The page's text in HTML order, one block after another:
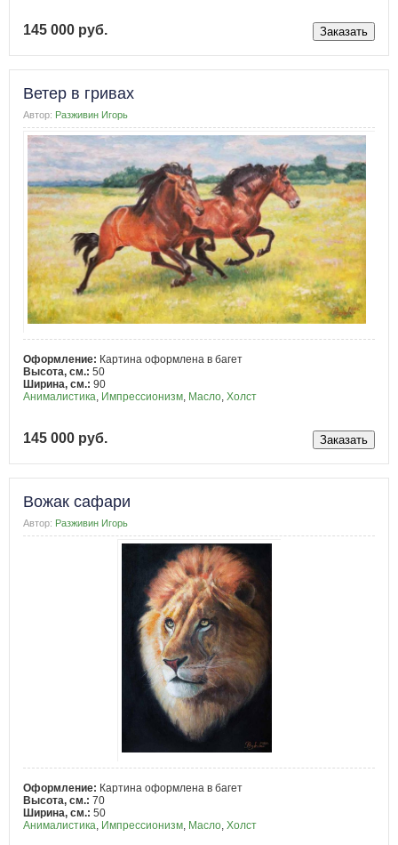
145 000 руб.
Ветер в гривах
Автор: Разживин Игорь
Оформление: Картина оформлена в багет
Высота, см.: 50
Ширина, см.: 90
Анималистика, Импрессионизм, Масло, Холст
145 000 руб.
Вожак сафари
Автор: Разживин Игорь
Оформление: Картина оформлена в багет
Высота, см.: 70
Ширина, см.: 50
Анималистика, Импрессионизм, Масло, Холст